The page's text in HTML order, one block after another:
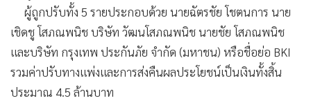
เศรษฐกิจ-ธุรกิจ
• จีน
• ชุมชน-คุณภาพชีวิต
• อาชญากรรม
• Motoring
ผู้ถูกปรับทั้ง 5 รายประกอบด้วย นายฉัตรชัย โชตนการ นาย
เชิดชู โสภณพนิช บริษัท วัฒนโสภณพนิช นายชัย โสภณพนิช
และบริษัท กรุงเทพ ประกันภัย จำกัด (มหาชน) หรือชื่อย่อ BKI
รวมค่าปรับทางแพ่งและการส่งคืนผลประโยชน์เป็นเงินทั้งสิ้น
ประมาณ 4.5 ล้านบาท